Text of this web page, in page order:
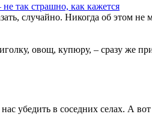
так страшно, как кажется
случайно. Никогда об этом
овощ, купюру, – сразу же
убедить в соседних селах. А